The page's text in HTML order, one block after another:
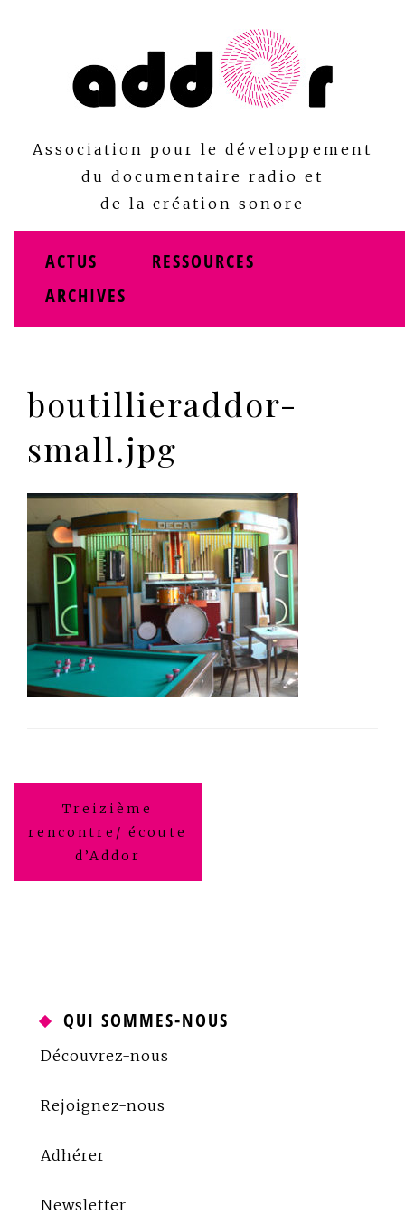
Association pour le développement
du documentaire radio et
de la création sonore
ACTUS
RESSOURCES
ARCHIVES
boutillieraddor-
small.jpg
Navigation
de
l’article
Treizième
rencontre/ écoute
d’Addor
QUI SOMMES-NOUS
Découvrez-nous
Rejoignez-nous
Adhérer
Newsletter